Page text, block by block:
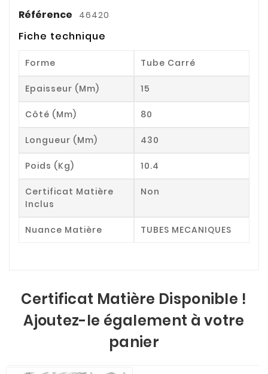
Référence 46420
Fiche technique
Forme Tube Carré
Epaisseur (mm) 15
Côté (mm) 80
Longueur (mm) 430
Poids (kg) 10.4
Certificat Matière
Inclus
Non
Nuance Matière TUBES MECANIQUES
Certificat Matière Disponible !
Ajoutez-le également à votre
panier